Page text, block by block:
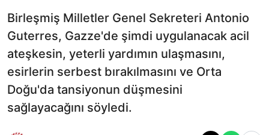
Birleşmiş Milletler Genel Sekreteri Antonio
Guterres, Gazze'de şimdi uygulanacak acil
ateşkesin, yeterli yardımın ulaşmasını,
esirlerin serbest bırakılmasını ve Orta
Doğu'da tansiyonun düşmesini
sağlayacağını söyledi.